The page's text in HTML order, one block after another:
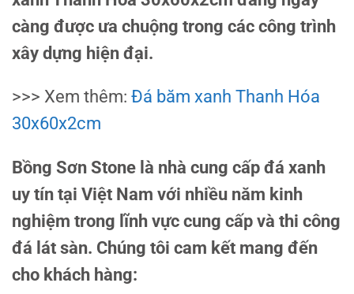
càng được ưa chuộng trong các công trình
xây dựng hiện đại.
>>> Xem thêm: Đá băm xanh Thanh Hóa
30x60x2cm
Bồng Sơn Stone là nhà cung cấp đá xanh
uy tín tại Việt Nam với nhiều năm kinh
nghiệm trong lĩnh vực cung cấp và thi công
đá lát sàn. Chúng tôi cam kết mang đến
cho khách hàng: